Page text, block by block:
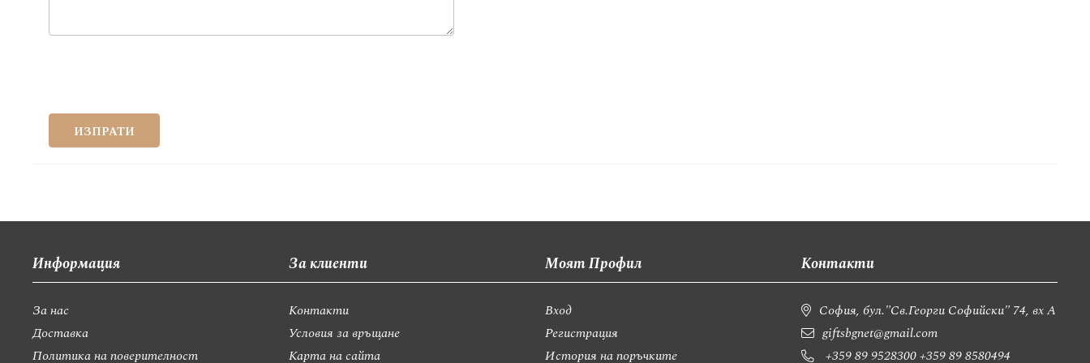
ИЗПРАТИ
Информация
За нас
Доставка
Политика на поверителност
За клиенти
Контакти
Условия за връщане
Карта на сайта
Моят Профил
Вход
Регистрация
История на поръчките
Контакти
София, бул."Св.Георги Софийски" 74, вх А
giftsbgnet@gmail.com
+359 89 9528300+359 89 8580494